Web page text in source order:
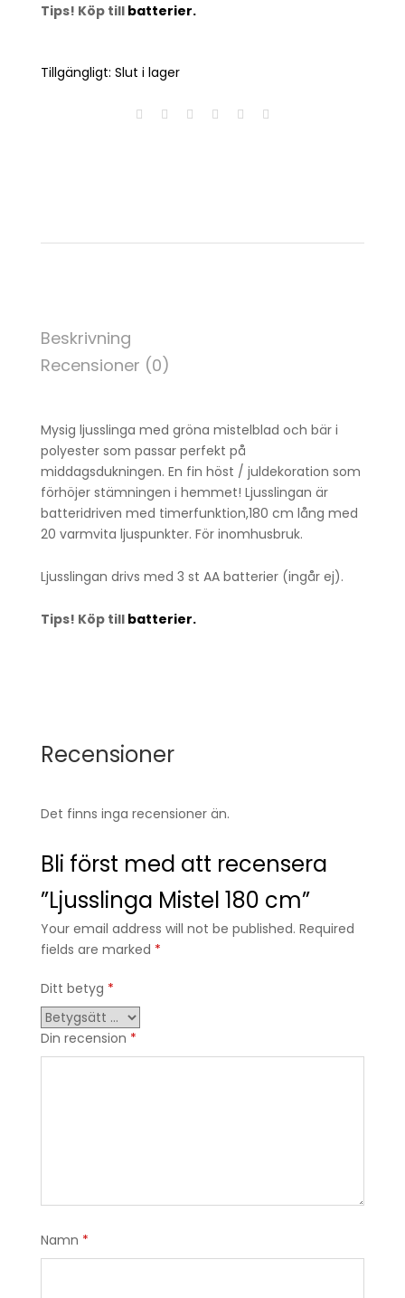
Tips! Köp till batterier.
Tillgängligt: Slut i lager
Beskrivning
Recensioner (0)
Mysig ljusslinga med gröna mistelblad och bär i
polyester som passar perfekt på
middagsdukningen. En fin höst / juldekoration som
förhöjer stämningen i hemmet! Ljusslingan är
batteridriven med timerfunktion,180 cm lång med
20 varmvita ljuspunkter. För inomhusbruk.
Ljusslingan drivs med 3 st AA batterier (ingår ej).
Tips! Köp till batterier.
Recensioner
Det finns inga recensioner än.
Bli först med att recensera
”Ljusslinga Mistel 180 cm”
Your email address will not be published. Required
fields are marked *
Ditt betyg *
Din recension *
Namn *